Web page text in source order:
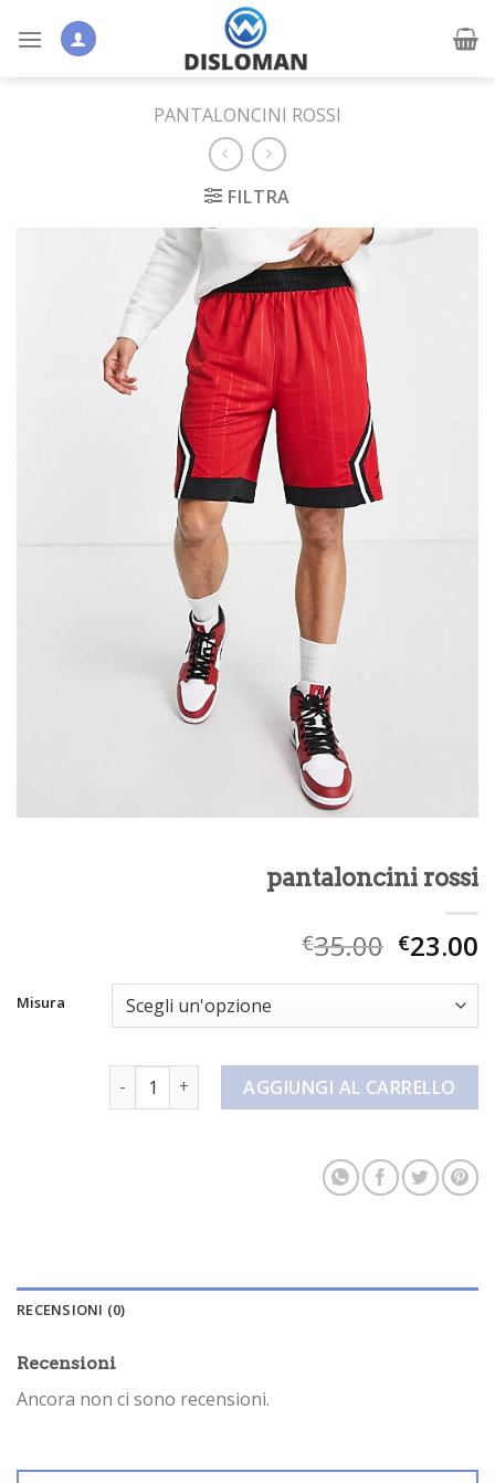
PANTALONCINI ROSSI
FILTRA
pantaloncini rossi
€35.00 €23.00
Misura
pantaloncini rossi quantitàAGGIUNGI AL CARRELLO
RECENSIONI (0)
Recensioni
Ancora non ci sono recensioni.